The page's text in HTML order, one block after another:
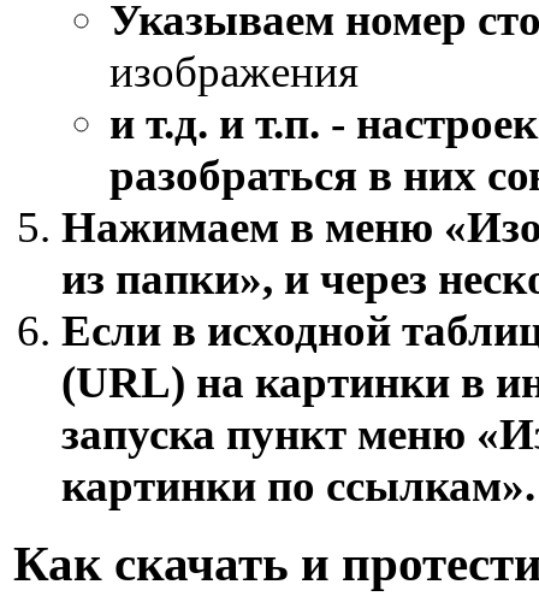
Указываем номер
изображения
и т.д. и т.п. -
разобраться в них
Нажимаем в меню
из папки», и через
Если в исходной
(URL) на картинки в
запуска пункт меню
картинки по ссылкам».
Как скачать и